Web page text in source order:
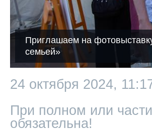
Приглашаем на
семьей»
24 октября 2024,
При полном или
обязательна!